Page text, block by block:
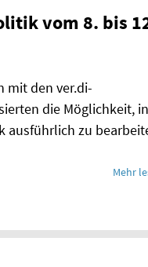
vom 8. bis
mit den ver.di-
die Möglichkeit, in
ausführlich zu
Mehr